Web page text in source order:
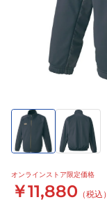
オンラインストア限定価格
￥11,880 （税込）